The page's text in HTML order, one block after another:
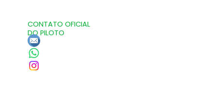
CONTATO OFICIAL
DO PILOTO